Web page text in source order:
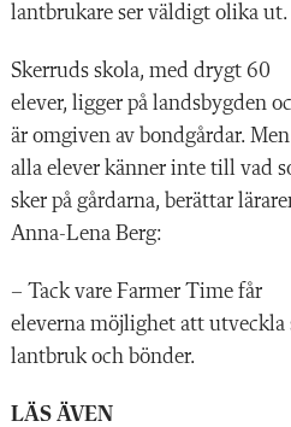
lantbrukare ser väldigt olika ut.
Skerruds skola, med drygt 60
elever, ligger på landsbygden
är omgiven av bondgårdar. Men
alla elever känner inte till vad
sker på gårdarna, berättar
Anna-Lena Berg:
– Tack vare Farmer Time får
eleverna möjlighet att utveckla
lantbruk och bönder.
LÄS ÄVEN